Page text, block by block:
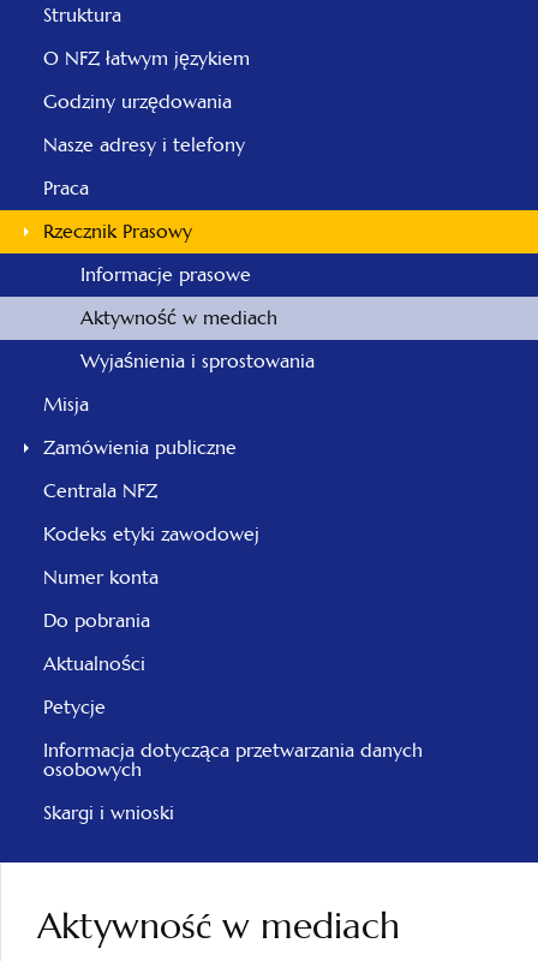
Struktura
O NFZ łatwym językiem
Godziny urzędowania
Nasze adresy i telefony
Praca
Rzecznik Prasowy
Informacje prasowe
Aktywność w mediach
Wyjaśnienia i sprostowania
Misja
Zamówienia publiczne
Centrala NFZ
Kodeks etyki zawodowej
Numer konta
Do pobrania
Aktualności
Petycje
Informacja dotycząca przetwarzania danych
osobowych
Skargi i wnioski
Aktywność w mediach